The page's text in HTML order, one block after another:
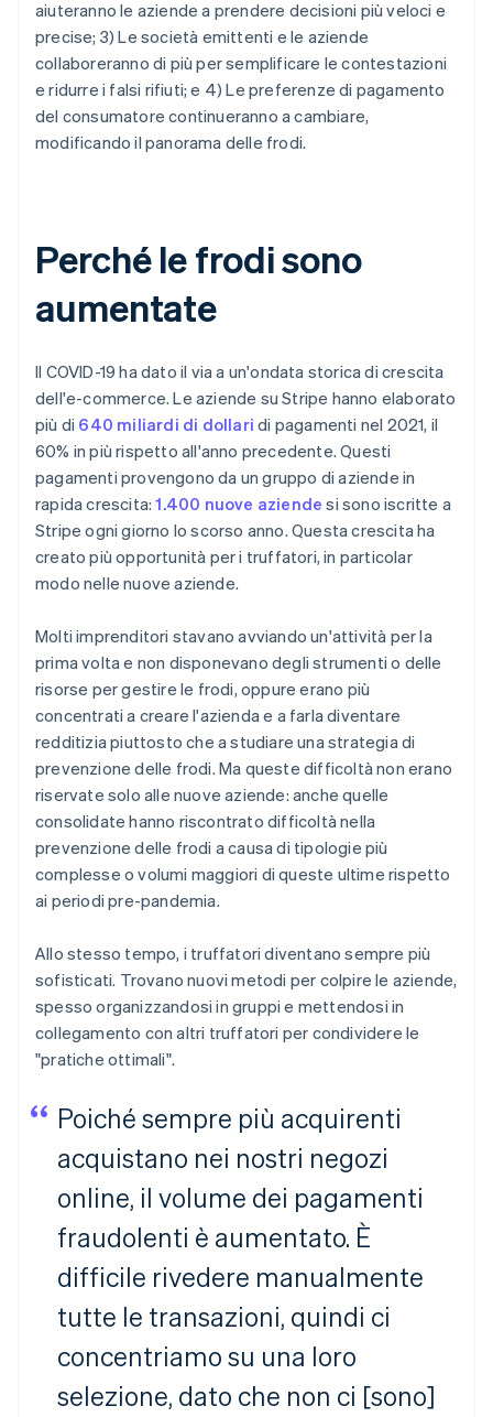
aiuteranno le aziende a prendere decisioni più veloci e
precise; 3) Le società emittenti e le aziende
collaboreranno di più per semplificare le contestazioni
e ridurre i falsi rifiuti; e 4) Le preferenze di pagamento
del consumatore continueranno a cambiare,
modificando il panorama delle frodi.
Perché le frodi sono
aumentate
Il COVID-19 ha dato il via a un'ondata storica di crescita
dell'e-commerce. Le aziende su Stripe hanno elaborato
più di 640 miliardi di dollari di pagamenti nel 2021, il
60% in più rispetto all'anno precedente. Questi
pagamenti provengono da un gruppo di aziende in
rapida crescita:1.400 nuove aziende si sono iscritte a
Stripe ogni giorno lo scorso anno. Questa crescita ha
creato più opportunità per i truffatori, in particolar
modo nelle nuove aziende.
Molti imprenditori stavano avviando un'attività per la
prima volta e non disponevano degli strumenti o delle
risorse per gestire le frodi, oppure erano più
concentrati a creare l'azienda e a farla diventare
redditizia piuttosto che a studiare una strategia di
prevenzione delle frodi. Ma queste difficoltà non erano
riservate solo alle nuove aziende: anche quelle
consolidate hanno riscontrato difficoltà nella
prevenzione delle frodi a causa di tipologie più
complesse o volumi maggiori di queste ultime rispetto
ai periodi pre-pandemia.
Allo stesso tempo, i truffatori diventano sempre più
sofisticati. Trovano nuovi metodi per colpire le aziende,
spesso organizzandosi in gruppi e mettendosi in
collegamento con altri truffatori per condividere le
"pratiche ottimali".
Poiché sempre più acquirenti
acquistano nei nostri negozi
online, il volume dei pagamenti
fraudolenti è aumentato. È
difficile rivedere manualmente
tutte le transazioni, quindi ci
concentriamo su una loro
selezione, dato che non ci [sono]